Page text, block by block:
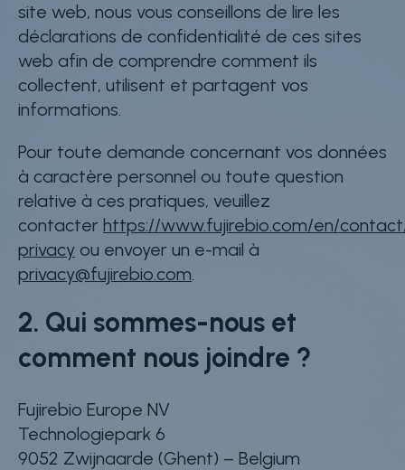
site web, nous vous conseillons de lire les
déclarations de confidentialité de ces sites
web afin de comprendre comment ils
collectent, utilisent et partagent vos
informations.
Pour toute demande concernant vos données
à caractère personnel ou toute question
relative à ces pratiques, veuillez
contacter https://www.fujirebio.com/en/
privacyou envoyer un e-mail à
privacy@fujirebio.com.
2. Qui sommes-nous et
comment nous joindre ?
Fujirebio Europe NV
Technologiepark 6
9052 Zwijnaarde (Ghent) – Belgium